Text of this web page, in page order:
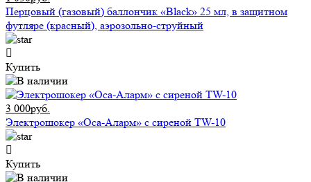
Перцовый (газовый) баллончик «Black» 25 мл, в защитном
футляре (красный), аэрозольно-струйный
Купить
3 000руб.
Электрошокер «Оса-Аларм» с сиреной TW-10
Купить